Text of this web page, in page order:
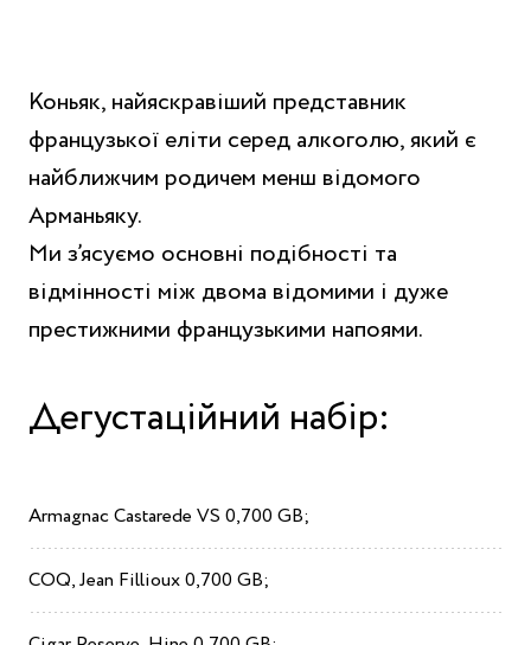
Коньяк, найяскравіший представник
французької еліти серед алкоголю, який є
найближчим родичем менш відомого
Арманьяку.
Ми з’ясуємо основні подібності та
відмінності між двома відомими і дуже
престижними французькими напоями.
Дегустаційний набір:
ArmagnacCastarede VS 0,700 GB;
COQ,Jean Fillioux0,700 GB;